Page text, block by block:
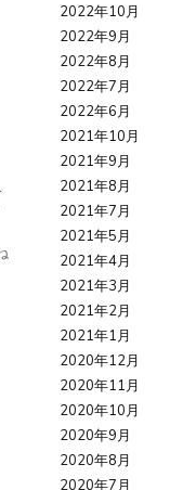
2022年10月
2022年9月
2022年8月
2022年7月
2022年6月
2021年10月
2021年9月
2021年8月
2021年7月
2021年5月
2021年4月
2021年3月
2021年2月
2021年1月
2020年12月
2020年11月
2020年10月
2020年9月
2020年8月
2020年7月